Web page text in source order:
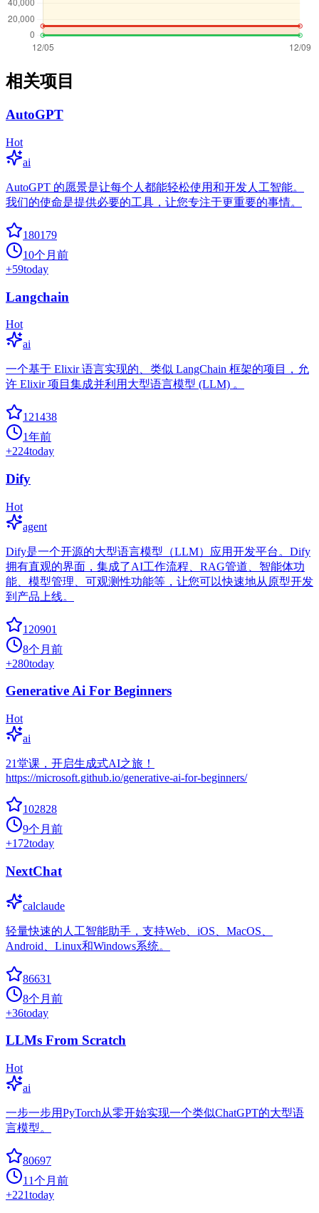
相关项目
AutoGPT
Hot
ai
AutoGPT 的愿景是让每个人都能轻松使用和开发人工智能。
我们的使命是提供必要的工具，让您专注于更重要的事情。
180179
10个月前
+59today
Langchain
Hot
ai
一个基于 Elixir 语言实现的、类似 LangChain 框架的项目，允
许 Elixir 项目集成并利用大型语言模型 (LLM) 。
121438
1年前
+224today
Dify
Hot
agent
Dify是一个开源的大型语言模型（LLM）应用开发平台。Dify
拥有直观的界面，集成了AI工作流程、RAG管道、智能体功
能、模型管理、可观测性功能等，让您可以快速地从原型开发
到产品上线。
120901
8个月前
+280today
Generative Ai For Beginners
Hot
ai
21堂课，开启生成式AI之旅！
https://microsoft.github.io/generative-ai-for-beginners/
102828
9个月前
+172today
NextChat
calclaude
轻量快速的人工智能助手，支持Web、iOS、MacOS、
Android、Linux和Windows系统。
86631
8个月前
+36today
LLMs From Scratch
Hot
ai
一步一步用PyTorch从零开始实现一个类似ChatGPT的大型语
言模型。
80697
11个月前
+221today